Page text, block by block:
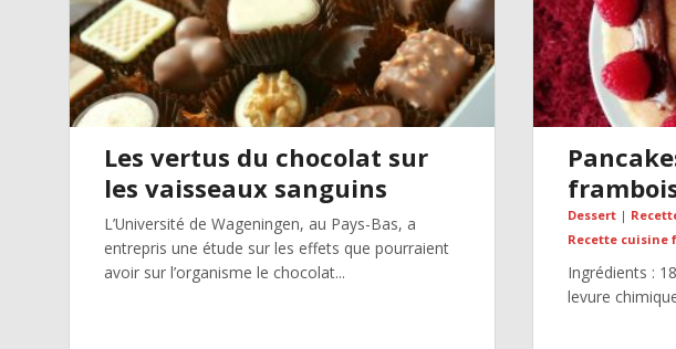
Les vertus du chocolat sur
les vaisseaux sanguins
L’Université de Wageningen, au Pays-Bas, a
entrepris une étude sur les effets que pourraient
avoir sur l’organisme le chocolat...
Dessert|
Recette cuisine
Ingrédients :
levure